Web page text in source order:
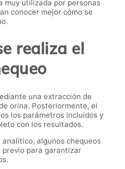
muy utilizada por personas
conocer mejor cómo se
realiza el
una extracción de
orina. Posteriormente, el
los parámetros incluidos y
con los resultados.
algunos chequeos
previo para garantizar